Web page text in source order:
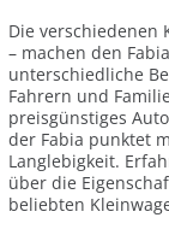
Die verschiedenen
– machen den
unterschiedliche
Fahrern und
preisgünstiges
der Fabia punktet
Langlebigkeit.
über die
beliebten